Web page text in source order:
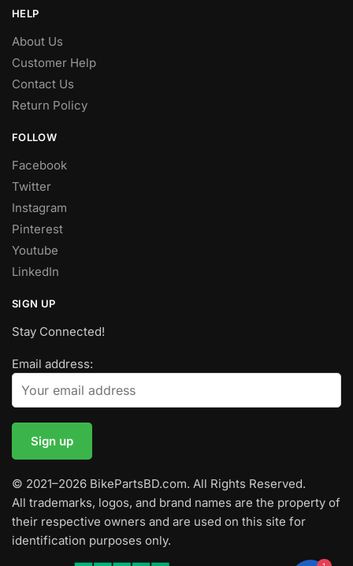
HELP
About Us
Customer Help
Contact Us
Return Policy
FOLLOW
Facebook
Twitter
Instagram
Pinterest
Youtube
LinkedIn
SIGN UP
Stay Connected!
Email address:
© 2021–2026 BikePartsBD.com. All Rights Reserved.
All trademarks, logos, and brand names are the property of
their respective owners and are used on this site for
identification purposes only.